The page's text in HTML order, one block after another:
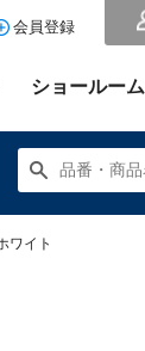
会員登録
ショールーム
ワイト